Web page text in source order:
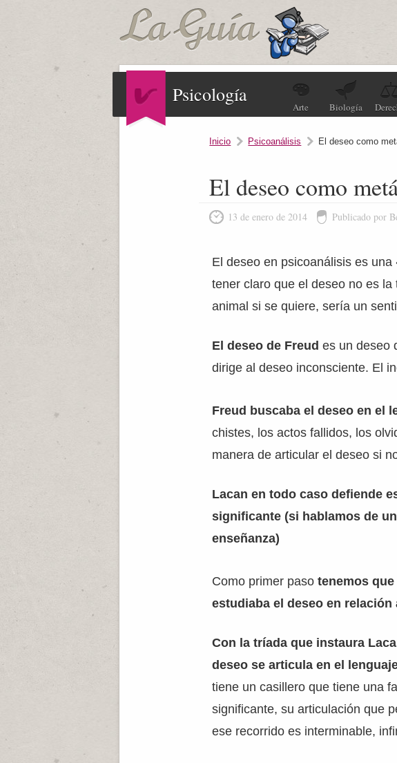
Psicología
Arte Biología
Inicio Psicoanálisis El deseo como
El deseo como
13 de enero de 2014 Publicado por
El deseo en psicoanálisis es
tener claro que el deseo no es
animal si se quiere, sería un
El deseo de Freudes un deseo
dirige al deseo inconsciente. El
Freud buscaba el deseo en el
chistes, los actos fallidos, los
manera de articular el deseo si
Lacan en todo caso defiende
significante (si hablamos de
enseñanza)
Como primer pasotenemos
estudiaba el deseo en relación
Con la tríada que instaura
deseo se articula en el
tiene un casillero que tiene una
significante, su articulación que
ese recorrido es interminable,